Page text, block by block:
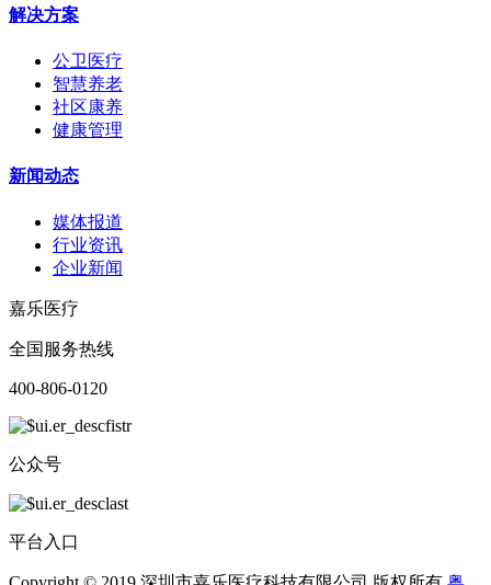
解决方案
公卫医疗
智慧养老
社区康养
健康管理
新闻动态
媒体报道
行业资讯
企业新闻
嘉乐医疗
全国服务热线
400-806-0120
公众号
平台入口